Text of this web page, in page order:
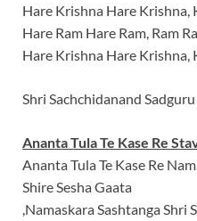
Hare Krishna Hare Krishna,
Hare Ram Hare Ram, Ram
Hare Krishna Hare Krishna,
Shri Sachchidanand
Ananta Tula Te Kase Re
Ananta Tula Te Kase Re
Shire Sesha Gaata
,Namaskara Sashtanga Shri